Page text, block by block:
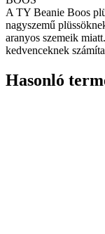
A TY Beanie Boos
nagyszemű
aranyos szemeik
kedvenceknek
Hasonló